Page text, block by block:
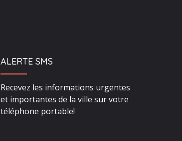
ALERTE SMS
Recevez les informations urgentes
et importantes de la ville sur votre
téléphone portable!